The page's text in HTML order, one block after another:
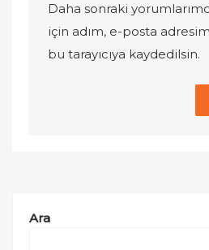
Daha sonraki
için adım, e-posta
bu tarayıcıya kaydedilsin.
Ara